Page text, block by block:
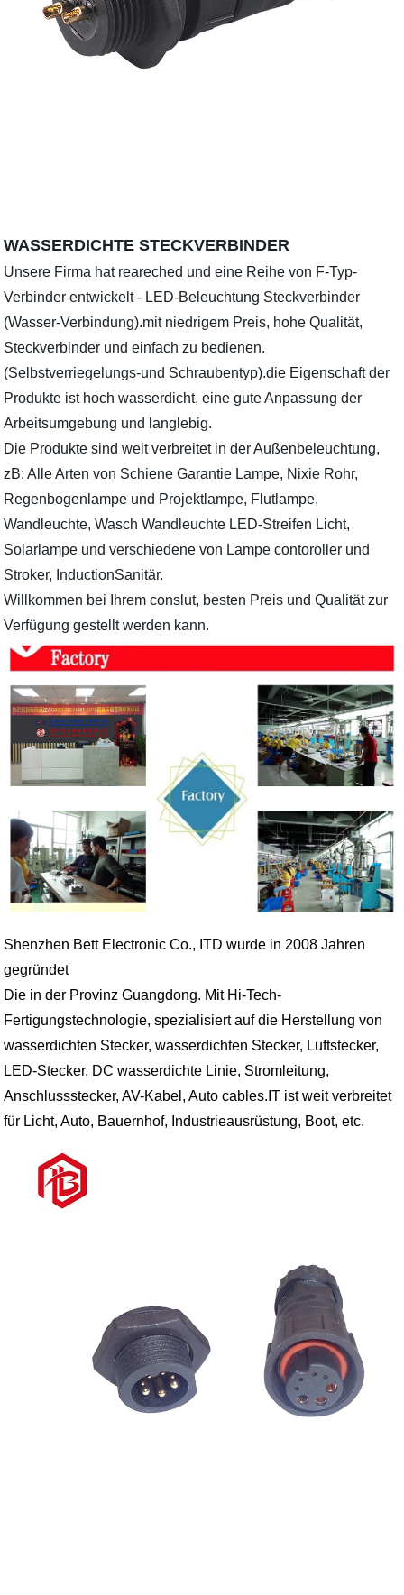
WASSERDICHTE STECKVERBINDER
Unsere Firma hat reareched und eine Reihe von F-Typ-
Verbinder entwickelt - LED-Beleuchtung Steckverbinder
(Wasser-Verbindung).mit niedrigem Preis, hohe Qualität,
Steckverbinder und einfach zu bedienen.
(Selbstverriegelungs-und Schraubentyp).die Eigenschaft der
Produkte ist hoch wasserdicht, eine gute Anpassung der
Arbeitsumgebung und langlebig.
Die Produkte sind weit verbreitet in der Außenbeleuchtung,
zB: Alle Arten von Schiene Garantie Lampe, Nixie Rohr,
Regenbogenlampe und Projektlampe, Flutlampe,
Wandleuchte, Wasch Wandleuchte LED-Streifen Licht,
Solarlampe und verschiedene von Lampe contoroller und
Stroker, InductionSanitär.
Willkommen bei Ihrem conslut, besten Preis und Qualität zur
Verfügung gestellt werden kann.
Shenzhen Bett Electronic Co., ITD wurde in 2008 Jahren
gegründet
Die in der Provinz Guangdong. Mit Hi-Tech-
Fertigungstechnologie, spezialisiert auf die Herstellung von
wasserdichten Stecker, wasserdichten Stecker, Luftstecker,
LED-Stecker, DC wasserdichte Linie, Stromleitung,
Anschlussstecker, AV-Kabel, Auto cables.IT ist weit verbreitet
für Licht, Auto, Bauernhof, Industrieausrüstung, Boot, etc.